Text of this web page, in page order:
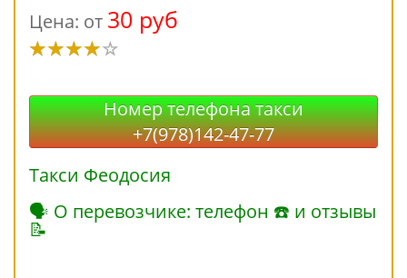
Цена: от 30 руб
Номер телефона такси
+7(978)142-47-77
Такси Феодосия
🗣 О перевозчике: телефон ☎ и отзывы
📝